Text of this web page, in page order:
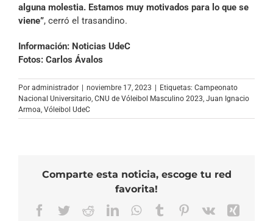
alguna molestia. Estamos muy motivados para lo que se
viene”, cerró el trasandino.
Información: Noticias UdeC
Fotos: Carlos Ávalos
Por administrador | noviembre 17, 2023 | Etiquetas: Campeonato
Nacional Universitario CNU de Vóleibol Masculino 2023 Juan Ignacio
Armoa Vóleibol UdeC
Comparte esta noticia, escoge tu red
favorita!
Facebook
TwitterRedditLinkedInWhatsApp
TumblrPinterest
Vk
Xing